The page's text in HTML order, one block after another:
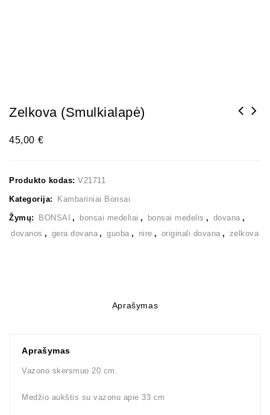
Zelkova (smulkialapė)
45,00 €
Produkto kodas: V21711
Kategorija: Kambariniai Bonsai
Žymų: BONSAI , bonsai medeliai , bonsai medelis , dovana ,
dovanos , gera dovana , guoba , nire , originali dovana , zelkova
Aprašymas
Aprašymas
Vazono skersmuo 20 cm.
Medžio aukštis su vazonu apie 33 cm